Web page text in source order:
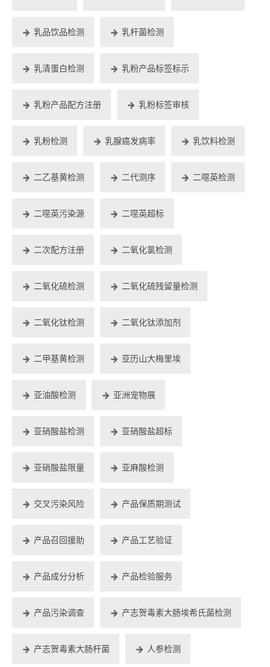
乳品饮品检测 乳杆菌检测
乳清蛋白检测 乳粉产品标签标示
乳粉产品配方注册 乳粉标签审核
乳粉检测 乳腺癌发病率 乳饮料检测
二乙基黄检测 二代测序 二噁英检测
二噁英污染源 二噁英超标
二次配方注册 二氧化氯检测
二氧化硫检测 二氧化硫残留量检测
二氧化钛检测 二氧化钛添加剂
二甲基黄检测 亚历山大梅里埃
亚油酸检测 亚洲宠物展
亚硝酸盐检测 亚硝酸盐超标
亚硝酸盐限量 亚麻酸检测
交叉污染风险 产品保质期测试
产品召回援助 产品工艺验证
产品成分分析 产品检验服务
产品污染调查 产志贺毒素大肠埃希氏菌检测
产志贺毒素大肠杆菌 人参检测